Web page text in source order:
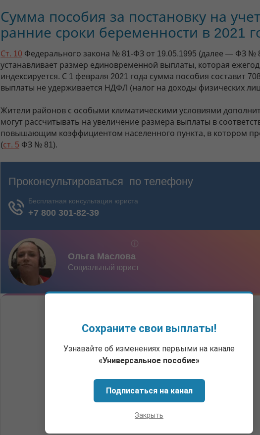
Сумма пособия за постановку на
ранние сроки беременности в 2021
Ст. 10 Федерального закона № 81-ФЗ от 19.05.1995 (далее — ФЗ №
устанавливает размер единовременной выплаты, которая
индексируется. С 1 февраля 2021 года сумма пособия составит
выплаты не удерживается НДФЛ (налог на доходы физических
Жители районов с особыми климатическими условиями
могут рассчитывать на увеличение размера выплаты в
повышающим коэффициентом населенного пункта, в котором
(ст. 5 ФЗ № 81).
Сохраните свои выплаты!
Узнавайте об изменениях первыми на канале
«Универсальное пособие»
Подписаться на канал
Закрыть